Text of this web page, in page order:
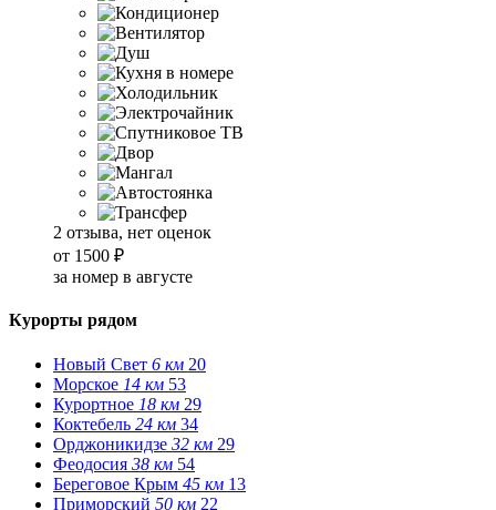
2 отзыва, нет оценок
от 1500 ₽
за номер в августе
Курорты рядом
Новый Свет 6 км 20
Морское 14 км 53
Курортное 18 км 29
Коктебель 24 км 34
Орджоникидзе 32 км 29
Феодосия 38 км 54
Береговое Крым 45 км 13
Приморский 50 км 22